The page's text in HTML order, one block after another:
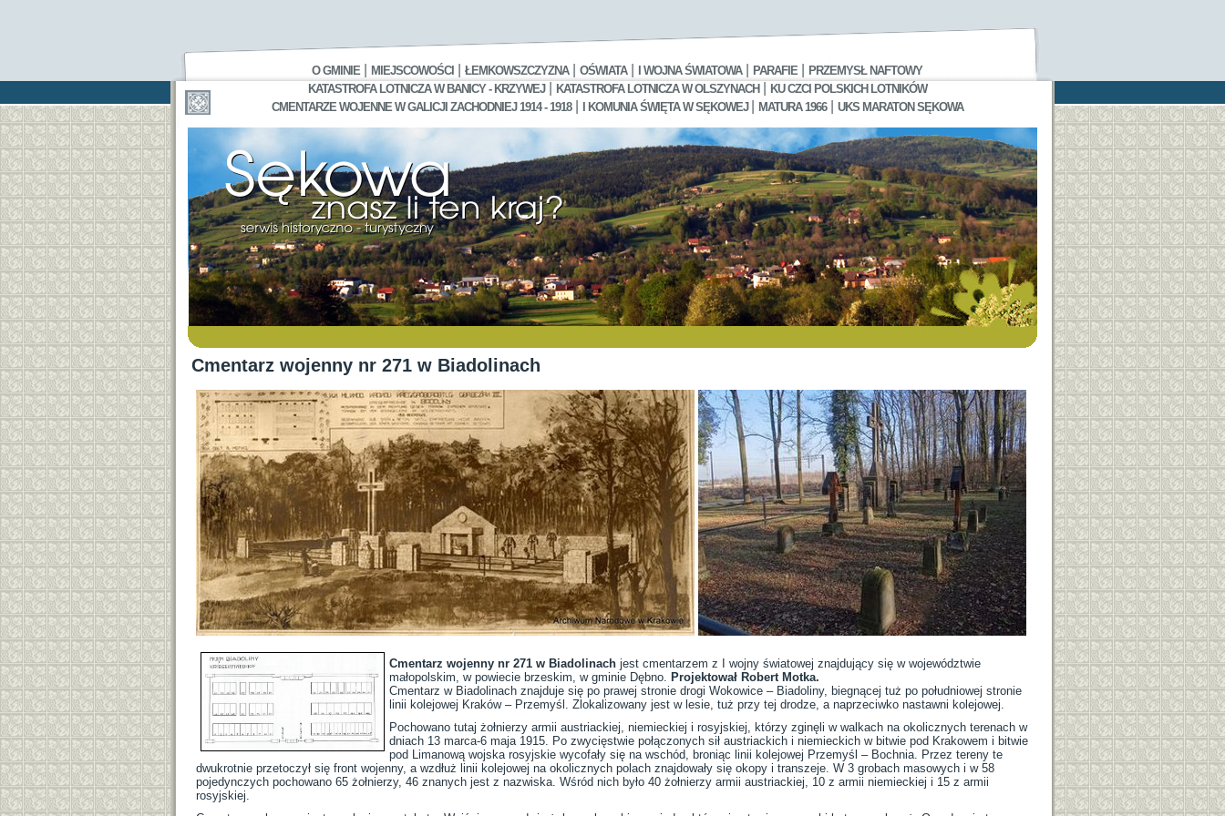
O GMINIE MIEJSCOWOŚCI ŁEMKOWSZCZYZNA| OŚWIATA| I WOJNA ŚWIATOWA| PARAFIE
PRZEMYSŁ NAFTOWY
KATASTROFA LOTNICZA W BANICY - KRZYWEJ| KATASTROFA LOTNICZA W OLSZYNACH|
KU CZCI POLSKICH LOTNIKÓW
CMENTARZE WOJENNE W GALICJI ZACHODNIEJ 1914 - 1918| I KOMUNIA ŚWIĘTA W SĘKOWEJ MATURA 1966| UKS MARATON SĘKOWA
Cmentarz wojenny nr 271 w Biadolinach
Cmentarz wojenny nr 271 w Biadolinach jest cmentarzem z I wojny światowej znajdujący się w województwie
małopolskim, w powiecie brzeskim, w gminie Dębno. Projektował Robert Motka.
Cmentarz w Biadolinach znajduje się po prawej stronie drogi Wokowice – Biadoliny, biegnącej tuż po południowej stronie
linii kolejowej Kraków – Przemyśl. Zlokalizowany jest w lesie, tuż przy tej drodze, a naprzeciwko nastawni kolejowej.
Pochowano tutaj żołnierzy armii austriackiej, niemieckiej i rosyjskiej, którzy zginęli w walkach na okolicznych terenach w
dniach 13 marca-6 maja 1915. Po zwycięstwie połączonych sił austriackich i niemieckich w bitwie pod Krakowem i bitwie
pod Limanową wojska rosyjskie wycofały się na wschód, broniąc linii kolejowej Przemyśl – Bochnia. Przez tereny te
dwukrotnie przetoczył się front wojenny, a wzdłuż linii kolejowej na okolicznych polach znajdowały się okopy i transzeje. W 3 grobach masowych i w 58
pojedynczych pochowano 65 żołnierzy, 46 znanych jest z nazwiska. Wśród nich było 40 żołnierzy armii austriackiej, 10 z armii niemieckiej i 15 z armii
rosyjskiej.